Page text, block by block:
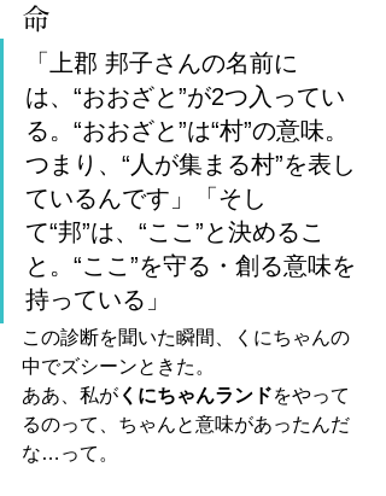
命
「上郡 邦子さんの名前に
は、“おおざと”が2つ入ってい
る。“おおざと”は“村”の意味。
つまり、“人が集まる村”を表し
ているんです」「そし
て“邦”は、“ここ”と決めるこ
と。“ここ”を守る・創る意味を
持っている」
この診断を聞いた瞬間、くにちゃんの
中でズシーンときた。
ああ、私が くにちゃんランドをやって
るのって、ちゃんと意味があったんだ
な…って。